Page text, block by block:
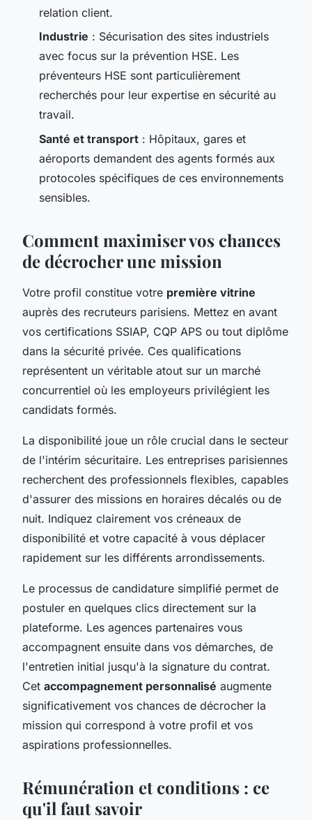
relation client.
Industrie : Sécurisation des sites industriels
avec focus sur la prévention HSE. Les
préventeurs HSE sont particulièrement
recherchés pour leur expertise en sécurité au
travail.
Santé et transport : Hôpitaux, gares et
aéroports demandent des agents formés aux
protocoles spécifiques de ces environnements
sensibles.
Comment maximiser vos chances
de décrocher une mission
Votre profil constitue votre première vitrine
auprès des recruteurs parisiens. Mettez en avant
vos certifications SSIAP, CQP APS ou tout diplôme
dans la sécurité privée. Ces qualifications
représentent un véritable atout sur un marché
concurrentiel où les employeurs privilégient les
candidats formés.
La disponibilité joue un rôle crucial dans le secteur
de l'intérim sécuritaire. Les entreprises parisiennes
recherchent des professionnels flexibles, capables
d'assurer des missions en horaires décalés ou de
nuit. Indiquez clairement vos créneaux de
disponibilité et votre capacité à vous déplacer
rapidement sur les différents arrondissements.
Le processus de candidature simplifié permet de
postuler en quelques clics directement sur la
plateforme. Les agences partenaires vous
accompagnent ensuite dans vos démarches, de
l'entretien initial jusqu'à la signature du contrat.
Cet accompagnement personnalisé augmente
significativement vos chances de décrocher la
mission qui correspond à votre profil et vos
aspirations professionnelles.
Rémunération et conditions : ce
qu'il faut savoir